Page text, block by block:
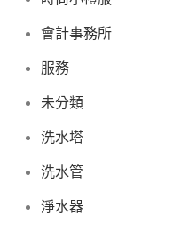
會計事務所
服務
未分類
洗水塔
洗水管
淨水器